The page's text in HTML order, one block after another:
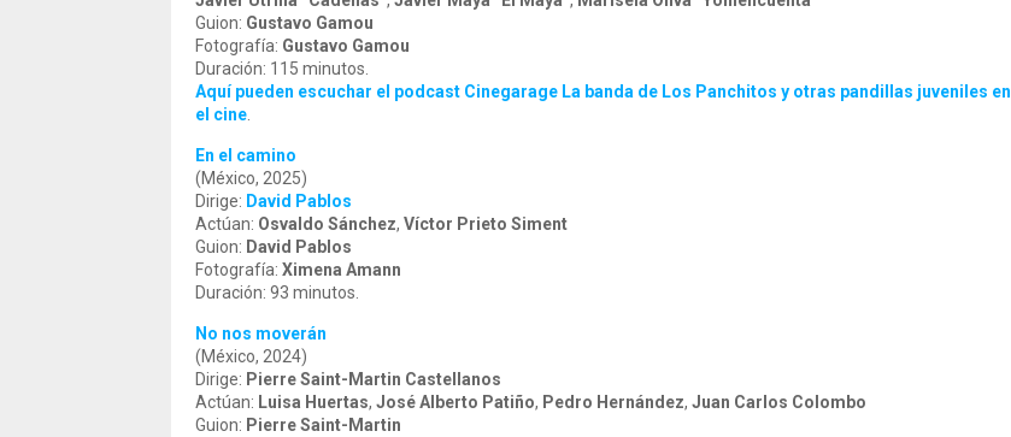
Guion: Gustavo Gamou
Fotografía: Gustavo Gamou
Duración: 115 minutos.
Aquí pueden escuchar el podcast Cinegarage La banda de Los Panchitos y otras pandillas juveniles en
el cine
En el camino
(México, 2025)
Dirige: David Pablos
Actúan: Osvaldo Sánchez, Víctor Prieto Siment
Guion: David Pablos
Fotografía: Ximena Amann
Duración: 93 minutos.
No nos moverán
(México, 2024)
Dirige: Pierre Saint-Martin Castellanos
Actúan: Luisa Huertas, José Alberto Patiño, Pedro Hernández, Juan Carlos Colombo
Guion: Pierre Saint-Martin